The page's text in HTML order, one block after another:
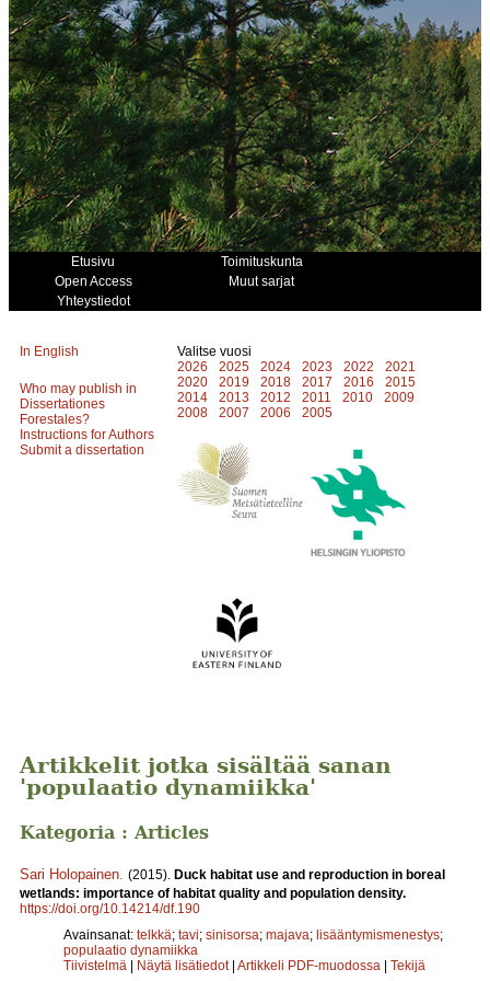
Etusivu
Toimituskunta
Open Access
Muut sarjat
Yhteystiedot
In English
Who may publish in
Dissertationes
Forestales?
Instructions for Authors
Submit a dissertation
Valitse vuosi
2026
2025 2024 2023 2022
2021
2020
2019 2018 2017 2016
2015
2014
2013 2012 2011 2010
2009
2008
2007 2006 2005
Artikkelit jotka sisältää sanan
'populaatio dynamiikka'
Kategoria : Articles
Sari Holopainen (2015). Duck habitat use and reproduction in boreal
wetlands: importance of habitat quality and population density.
https://doi.org/10.14214/df.190
Avainsanat: telkkä; tavi; sinisorsa; majava; lisääntymismenestys;
populaatio dynamiikka
Tiivistelmä | Näytä lisätiedot | Artikkeli PDF-muodossa | Tekijä